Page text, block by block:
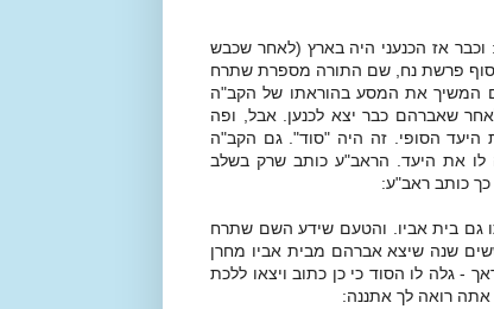
אז הכנעני היה בארץ (לאחר שכבש
פרשת נח, שם התורה מספרת שתרח
המשיך את המסע בהוראתו של הקב"ה
לפי החשבון יוצא שתרח נשאר בחרן 60 שנה לאחר שאברהם כבר יצא לכנען. אבל, ופה
הסופי. זה היה "סוד". גם הקב"ה
לו את היעד. הראב"ע כותב שרק בשלב
כותב ראב"ע:
גם בית אביו. והטעם שידע השם שתרח
שנה שיצא אברהם מבית אביו מחרן
- גלה לו הסוד כי כן כתוב ויצאו ללכת
רואה לך אתננה: